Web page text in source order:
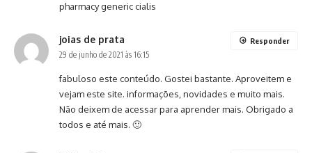
pharmacy generic cialis
joias de prata
29 de junho de 2021 às 16:15
fabuloso este conteúdo. Gostei bastante. Aproveitem e
vejam este site. informações, novidades e muito mais.
Não deixem de acessar para aprender mais. Obrigado a
todos e até mais. 🙂
Responder